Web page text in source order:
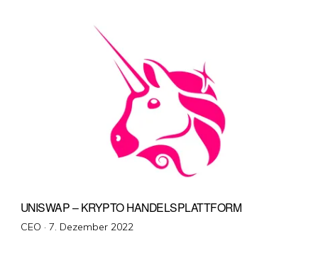
UNISWAP – KRYPTO HANDELSPLATTFORM
CEO · Veröffentlicht
7. Dezember 2022